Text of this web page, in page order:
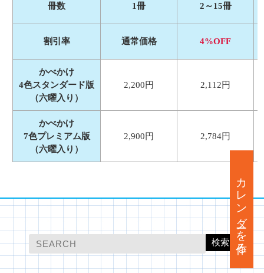
カレンダーを作る
冊数 1冊 2～15冊
割引率 通常価格 4%OFF
かべかけ
4色スタンダード版
（六曜入り）
2,200円 2,112円
かべかけ
7色プレミアム版
（六曜入り）
2,900円 2,784円
検索